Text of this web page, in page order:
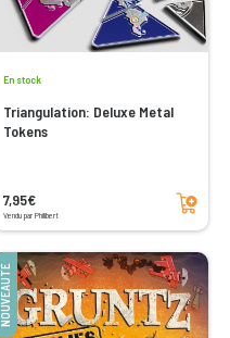
En stock
Triangulation: Deluxe Metal
Tokens
7,95€
Vendu par Philibert
Ajouter au panier
NOUVEAUTÉ